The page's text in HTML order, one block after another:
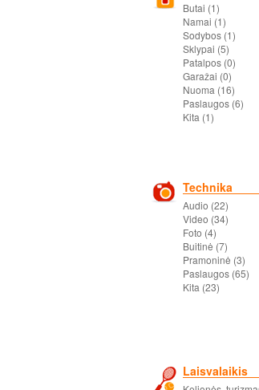
Butai (1)
Namai (1)
Sodybos (1)
Sklypai (5)
Patalpos (0)
Garažai (0)
Nuoma (16)
Paslaugos (6)
Kita (1)
Technika
Audio (22)
Video (34)
Foto (4)
Buitinė (7)
Pramoninė (3)
Paslaugos (65)
Kita (23)
Laisvalaikis